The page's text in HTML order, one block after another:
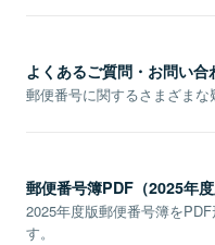
よくあるご質問・お問い合
郵便番号に関するさまざまな
郵便番号簿PDF（2025年度
2025年度版郵便番号簿を
す。